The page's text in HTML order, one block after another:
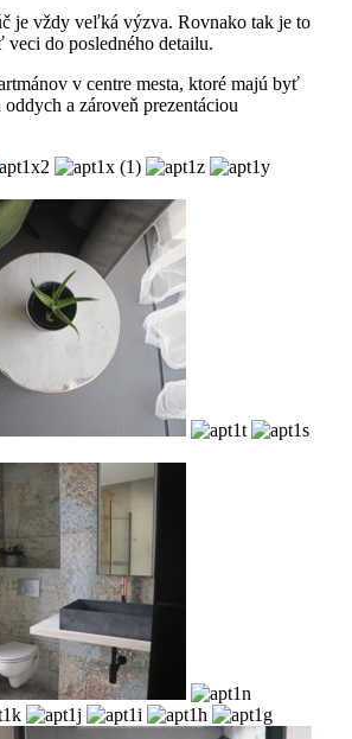
je vždy veľká výzva. Rovnako tak je to
do posledného detailu.
v centre mesta, ktoré majú byť
a zároveň prezentáciou